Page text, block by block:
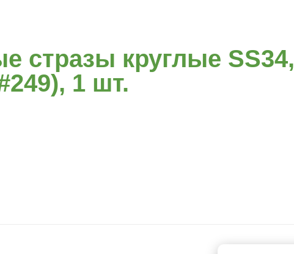
стразы круглые SS34,
1 шт.